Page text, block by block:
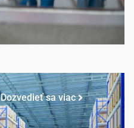
Dozvedieť sa viac